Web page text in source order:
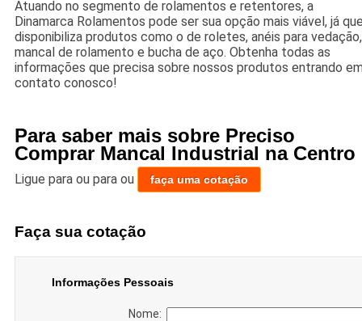
Atuando no segmento de rolamentos e retentores, a
Dinamarca Rolamentos pode ser sua opção mais viável, já
disponibiliza produtos como o de roletes, anéis para vedação,
mancal de rolamento e bucha de aço. Obtenha todas as
informações que precisa sobre nossos produtos entrando
contato conosco!
Para saber mais sobre Preciso
Comprar Mancal Industrial na Centro
Ligue para ou para ou faça uma cotação
Faça sua cotação
Informações Pessoais
Nome: